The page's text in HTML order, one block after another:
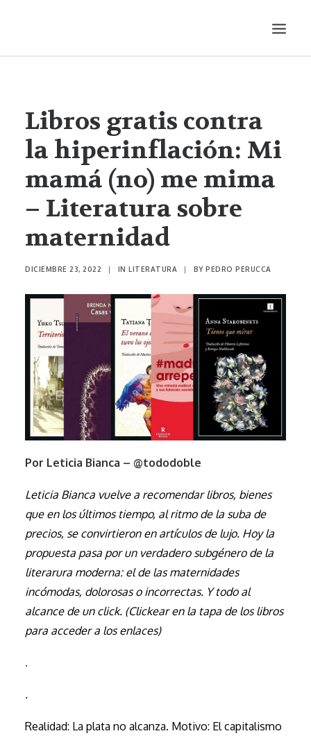
AUDIOVISUALES
ENTREVISTAS
HISTORIETA
MÚSICA
TEATRO
SONÁMBULA
SYNCO
Libros gratis contra
la hiperinflación: Mi
mamá (no) me mima
– Literatura sobre
maternidad
DICIEMBRE 23, 2022 | IN LITERATURA | BY PEDRO PERUCCA
Por Leticia Bianca – @tododoble
Leticia Bianca vuelve a recomendar libros, bienes
que en los últimos tiempo, al ritmo de la suba de
precios, se convirtieron en artículos de lujo. Hoy la
propuesta pasa por un verdadero subgénero de la
literarura moderna: el de las maternidades
incómodas, dolorosas o incorrectas. Y todo al
alcance de un click. (Clickear en la tapa de los libros
para acceder a los enlaces)
.
.
Realidad: La plata no alcanza. Motivo: El capitalismo